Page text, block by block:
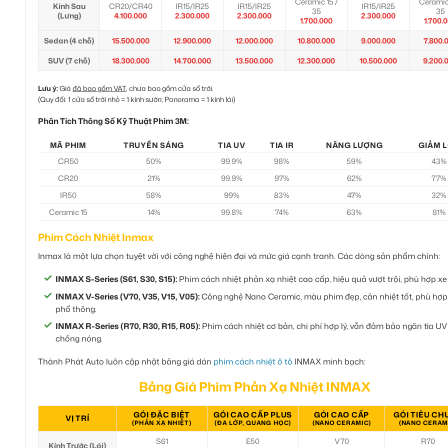
Kính Sau
(Lưng)
CR20/CR40
4.100.000
IR15/IR25
2.300.000
IR15/IR25
2.300.000
35
1.700.000
IR15/IR25
2.300.000
35
Sedan (4 chỗ)
15.500.000 12.900.000 12.000.000 10.800.000 9.000.000
SUV (7 chỗ)
18.300.000 14.700.000 13.500.000 12.300.000 10.500.000
Lưu ý:Giá đã bao gồm VAT, chưa bao gồm cửa sổ trời.
(Quy đổi: 1 cửa sổ trời nhỏ = 1 kính sườn; Panorama = 1 kính lái)
Phân Tích Thông Số Kỹ Thuật Phim 3M:
MÃ PHIM TRUYỀN SÁNG TIA UV TIA IR NĂNG LƯỢNG
GIẢM
CR50
50% 99.9% 98% 59%
43%
CR20
21% 99.9% 97% 62%
77%
IR50
58% 99% 83% 47%
32%
Ceramic 15
14% 99.8% 74% 63% 81%
Phim Cách Nhiệt Inmax
Inmax là một lựa chọn tuyệt vời với công nghệ hiện đại và mức giá cạnh tranh. Các dòng sản phẩm chính:
INMAX S-Series (S61, S30, S15): Phim cách nhiệt phản xạ nhiệt cao cấp, hiệu quả vượt trội, phù hợp xe
INMAX V-Series (V70, V35, V15, V05):Công nghệ Nano Ceramic, màu phim đẹp, cản nhiệt tốt, phù
phổ thông.
INMAX R-Series (R70, R30, R15, R05): Phim cách nhiệt cơ bản, chi phí hợp lý, vẫn đảm bảo ngăn tia
chống nóng.
Thành Phát Auto luôn cập nhật bảng giá dán phim cách nhiệt ô tô INMAX minh bạch:
Bảng Giá Phim Phản Xạ Nhiệt INMAX
VỊ TRÍ GÓI ĐẶC BIỆT
(PHẢN XẠ NHIỆT)
GÓI CAO CẤP PLUS
(ĐA LỚP, QUANG HỌC)
GÓI CAO CẤP
(NANO CERAMIC)
GÓI TIÊU
(NANO
Kính Trước (Lái)
S61
E50
V70
R70